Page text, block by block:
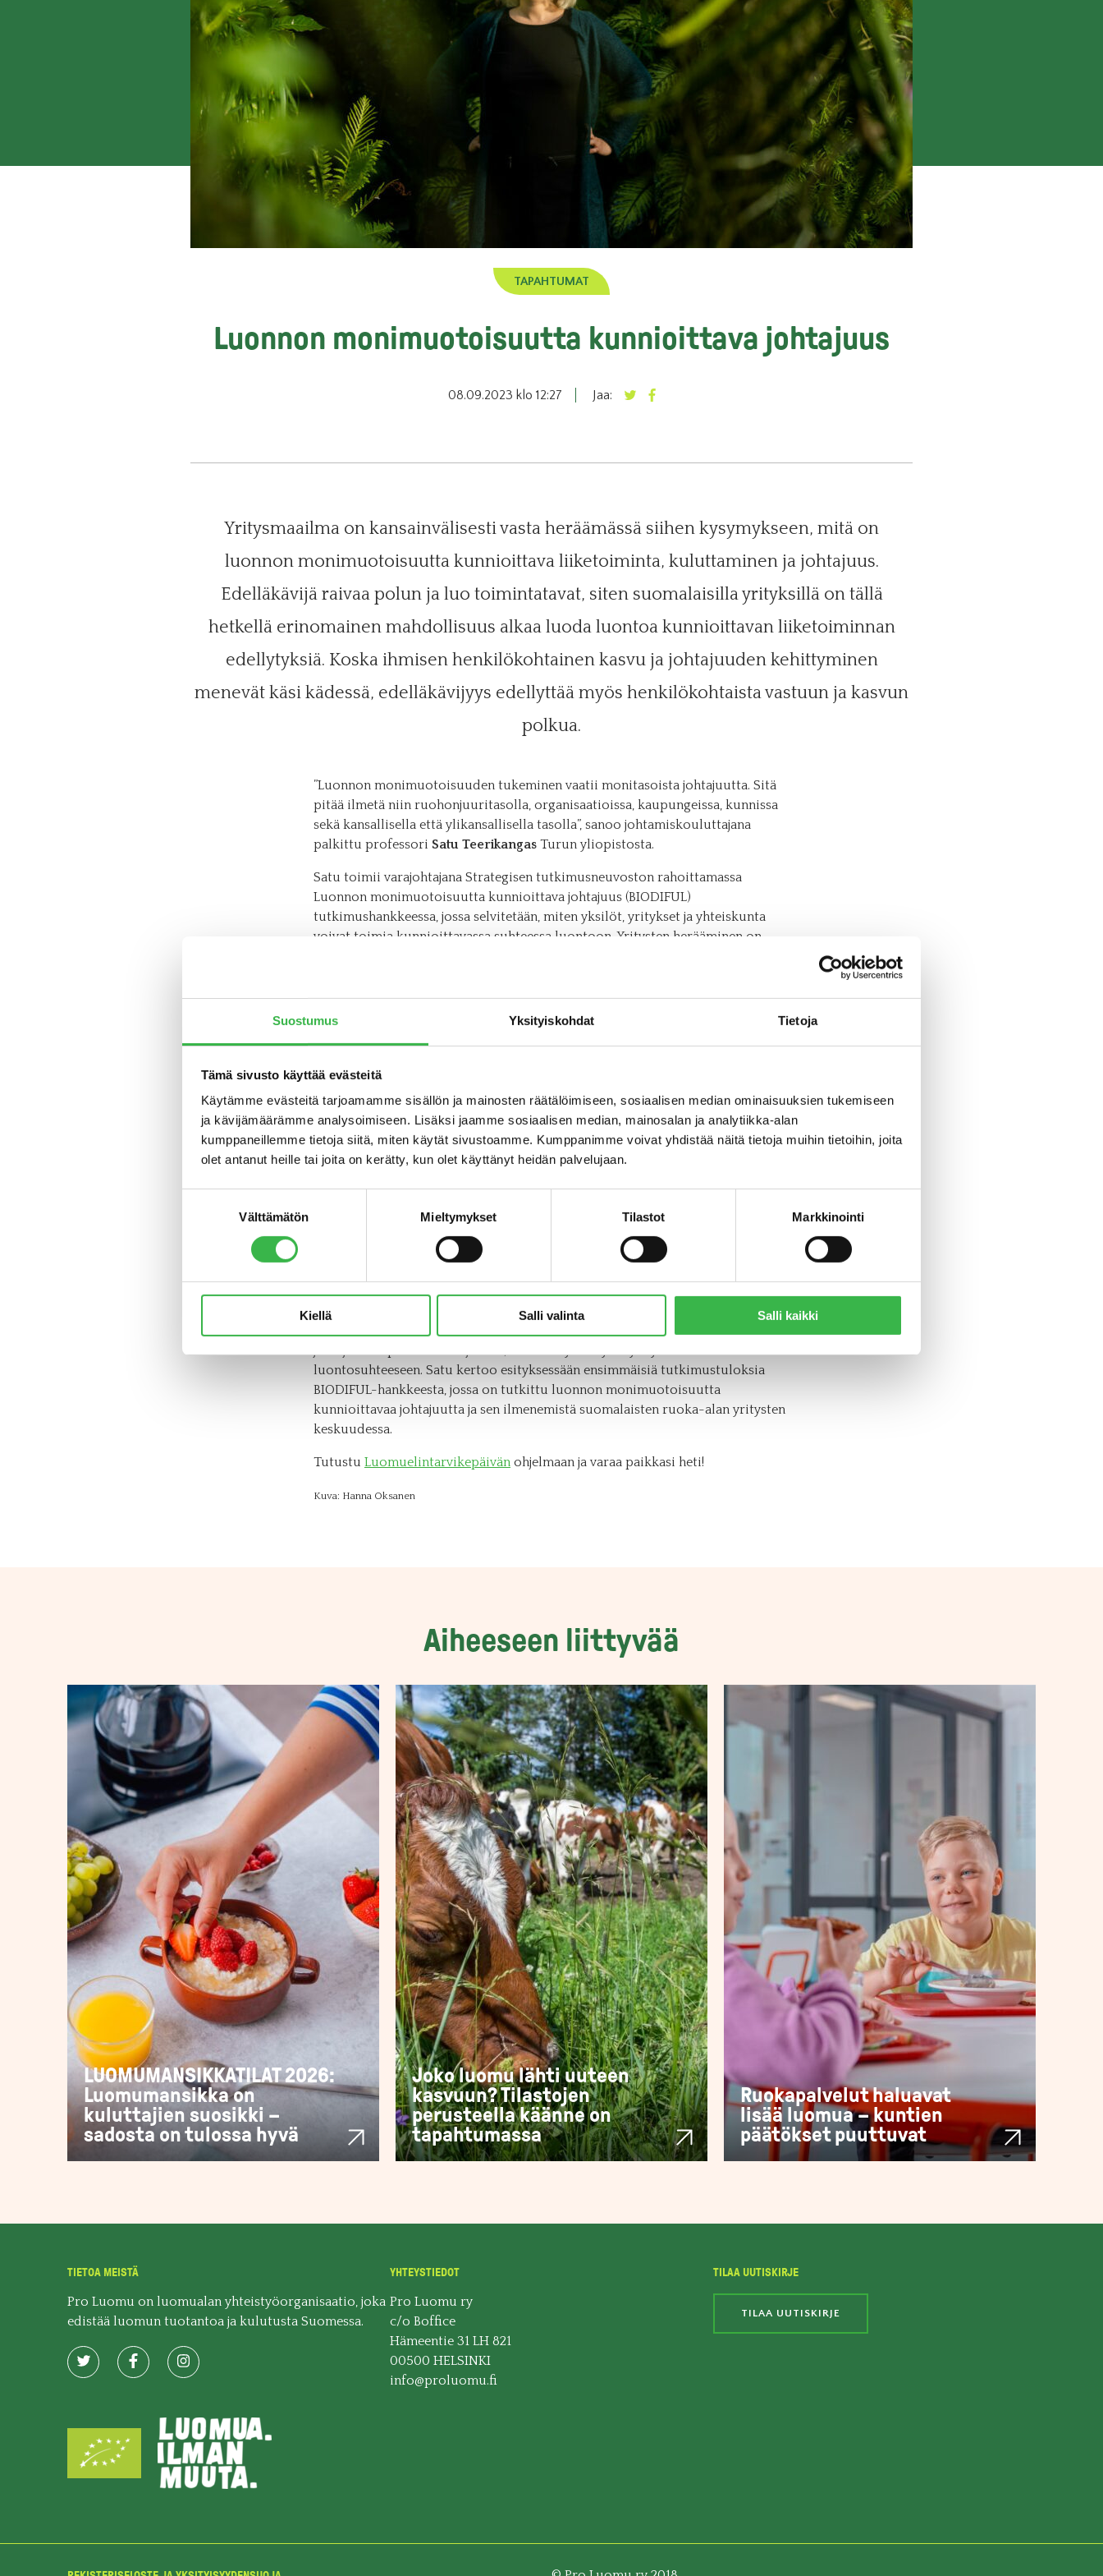
Suostumus Yksityiskohdat Tietoja
Tämä sivusto käyttää evästeitä
Käytämme evästeitä tarjoamamme sisällön ja mainosten räätälöimiseen, sosiaalisen median ominaisuuksien tukemiseen
ja kävijämäärämme analysoimiseen. Lisäksi jaamme sosiaalisen median, mainosalan ja analytiikka-alan
kumppaneillemme tietoja siitä, miten käytät sivustoamme. Kumppanimme voivat yhdistää näitä tietoja muihin tietoihin, joita
olet antanut heille tai joita on kerätty, kun olet käyttänyt heidän palvelujaan.
Välttämätön Mieltymykset Tilastot Markkinointi
Kiellä Salli valinta Salli kaikki
TAPAHTUMAT
Luonnon monimuotoisuutta kunnioittava johtajuus
08.09.2023 klo 12:27 Jaa:
Yritysmaailma on kansainvälisesti vasta heräämässä siihen kysymykseen, mitä on
luonnon monimuotoisuutta kunnioittava liiketoiminta, kuluttaminen ja johtajuus.
Edelläkävijä raivaa polun ja luo toimintatavat, siten suomalaisilla yrityksillä on tällä
hetkellä erinomainen mahdollisuus alkaa luoda luontoa kunnioittavan liiketoiminnan
edellytyksiä. Koska ihmisen henkilökohtainen kasvu ja johtajuuden kehittyminen
menevät käsi kädessä, edelläkävijyys edellyttää myös henkilökohtaista vastuun ja kasvun
polkua.
”Luonnon monimuotoisuuden tukeminen vaatii monitasoista johtajuutta. Sitä
pitää ilmetä niin ruohonjuuritasolla, organisaatioissa, kaupungeissa, kunnissa
sekä kansallisella että ylikansallisella tasolla”, sanoo johtamiskouluttajana
palkittu professori Satu Teerikangas Turun yliopistosta.
Satu toimii varajohtajana Strategisen tutkimusneuvoston rahoittamassa
Luonnon monimuotoisuutta kunnioittava johtajuus (BIODIFUL)
tutkimushankkeessa, jossa selvitetään, miten yksilöt, yritykset ja yhteiskunta
voivat toimia kunnioittavassa suhteessa luontoon. Yritysten herääminen on
liian pieniä. Hyvä asia kuitenkin on, että Suomessa yritykset ovat aidosti ja
enenevissä määrin kiinnostuneita monimuotoisen luonnon tukemisesta.
”Tutkimuksessamme olemme paikantaneet yksittäisiä edelläkävijäyrityksiä,
yrityksen vastuulla on miettiä, miten oma liiketoimintamalli kytkeytyy
luontoon. Kaikilla toimialoilla on yhteys luontoon, ainakin välillisesti”, kertoo
Satu.
voimia ovat asennemuutos, joka pohjautuu aitoon huoleen luonnon tilasta,
oman liiketoiminnan luontovaikutusten tiedostaminen ja vastuunotto luonnon
tilasta. Oleellista on yritysjohdon sisäinen motivaatio toimia luonnon hyväksi
sen sijaan, että luontotoimia tehtäisiin standardien, lainsäädännön,
kilpailijoiden tai asiakkaiden takia.
TuleLuomuelintarvikepäivään 27.9.kuuntelemaan Sadun esitystä yksilötason
luontosuhteeseen. Satu kertoo esityksessään ensimmäisiä tutkimustuloksia
BIODIFUL-hankkeesta, jossa on tutkittu luonnon monimuotoisuutta
kunnioittavaa johtajuutta ja sen ilmenemistä suomalaisten ruoka-alan yritysten
keskuudessa.
Tutustu Luomuelintarvikepäivän ohjelmaan ja varaa paikkasi heti!
Kuva: Hanna Oksanen
Aiheeseen liittyvää
LUOMUMANSIKKATILAT 2026:
Luomumansikka on
kuluttajien suosikki –
sadosta on tulossa hyvä
Joko luomu lähti uuteen
kasvuun? Tilastojen
perusteella käänne on
tapahtumassa
Ruokapalvelut haluavat
lisää luomua – kuntien
päätökset puuttuvat
TIETOA MEISTÄ
Pro Luomu on luomualan yhteistyöorganisaatio, joka
edistää luomun tuotantoa ja kulutusta Suomessa.
YHTEYSTIEDOT
Pro Luomu ry
c/o Boffice
Hämeentie 31 LH 821
00500 HELSINKI
info@proluomu.fi
TILAA UUTISKIRJE
TILAA UUTISKIRJE